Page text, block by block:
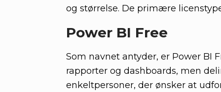
og størrelse. De primære
Power BI Free
Som navnet antyder, er Power BI
rapporter og dashboards, men
enkeltpersoner, der ønsker at